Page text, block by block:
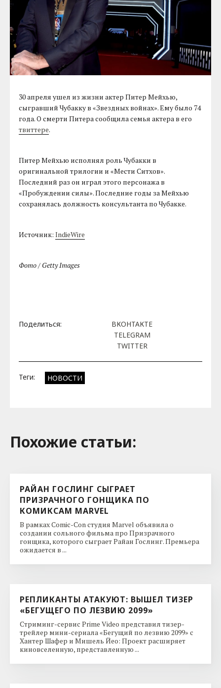
30 апреля ушел из жизни актер Питер Мейхью,
сыгравший Чубакку в «Звездных войнах». Ему было 74
года. О смерти Питера сообщила семья актера в его
твиттере.
Питер Мейхью исполнял роль Чубакки в
оригинальной трилогии и «Мести Ситхов».
Последний раз он играл этого персонажа в
«Пробуждении силы». Последние годы за Мейхью
сохранялась должность консультанта по Чубакке.
Источник:IndieWire
Фото / Getty Images
Поделиться:
ВКОНТАКТЕ
TELEGRAM
TWITTER
Теги: НОВОСТИ
Похожие cтатьи:
РАЙАН ГОСЛИНГ СЫГРАЕТ
ПРИЗРАЧНОГО ГОНЩИКА ПО
КОМИКСАМ MARVEL
В рамках Comic-Con студия Marvel объявила о
создании сольного фильма про Призрачного
гонщика, которого сыграет Райан Гослинг. Премьера
ожидается в ...
РЕПЛИКАНТЫ АТАКУЮТ: ВЫШЕЛ ТИЗЕР
«БЕГУЩЕГО ПО ЛЕЗВИЮ 2099»
Стриминг-сервис Prime Video представил тизер-
трейлер мини-сериала «Бегущий по лезвию 2099» с
Хантер Шафер и Мишель Йео: Проект расширяет
киновселенную, представленную ...